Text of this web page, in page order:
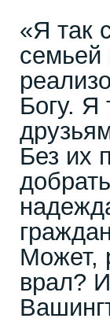
«Я так
семьей
Богу. Я
Без их
Может,
врал?